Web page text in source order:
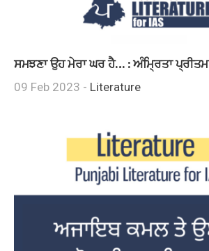
ਸਮਝਣਾ ਉਹ ਮੇਰਾ ਘਰ ਹੈ… : ਅੰਮ੍ਰਿਤਾ ਪ੍ਰੀਤਮ
09 Feb 2023 - Literature